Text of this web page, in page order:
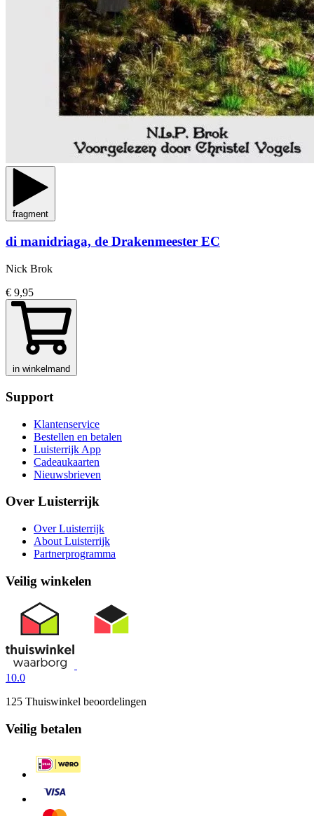
fragment
di manidriaga, de Drakenmeester EC
Nick Brok
€ 9,95
in winkelmand
Support
Klantenservice
Bestellen en betalen
Luisterrijk App
Cadeaukaarten
Nieuwsbrieven
Over Luisterrijk
Over Luisterrijk
About Luisterrijk
Partnerprogramma
Veilig winkelen
10.0
125 Thuiswinkel beoordelingen
Veilig betalen